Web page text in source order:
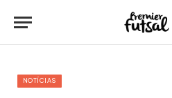
NOTÍCIAS